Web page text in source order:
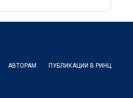
АВТОРАМ ПУБЛИКАЦИИ В РИНЦ